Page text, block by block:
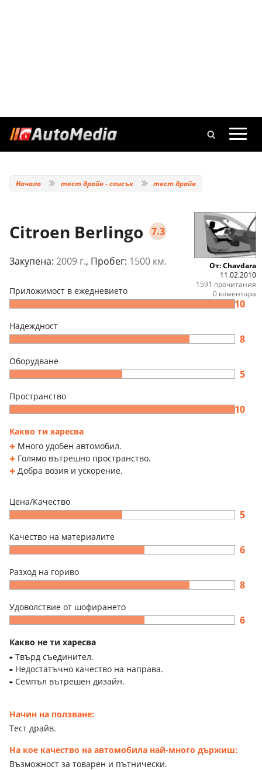
Начало тест драйв - списък тест драйв
Citroen Berlingo 7.3
Закупена: 2009 г., Пробег: 1500 км.
Приложимост в ежедневието
10
Надеждност
8
Оборудване
5
Пространство
10
Какво ти харесва
Много удобен автомобил.
Голямо вътрешно пространство.
Добра возия и ускорение.
Цена/Качество
5
Качество на материалите
6
Разход на гориво
8
Удоволствие от шофирането
6
Какво не ти харесва
Твърд съединител.
Недостатъчно качество на направа.
Семпъл вътрешен дизайн.
От: Chavdara
11.02.2010
1591 прочитания
0 коментара
Начин на ползване:
Тест драйв.
На кое качество на автомобила най-много държиш:
Възможност за товарен и пътнически.